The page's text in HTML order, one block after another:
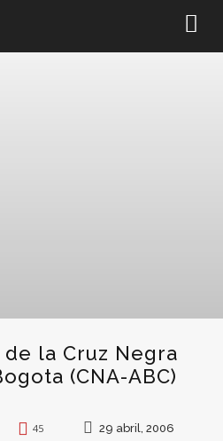
la Cruz Negra
(CNA-ABC)
45 29 abril, 2006